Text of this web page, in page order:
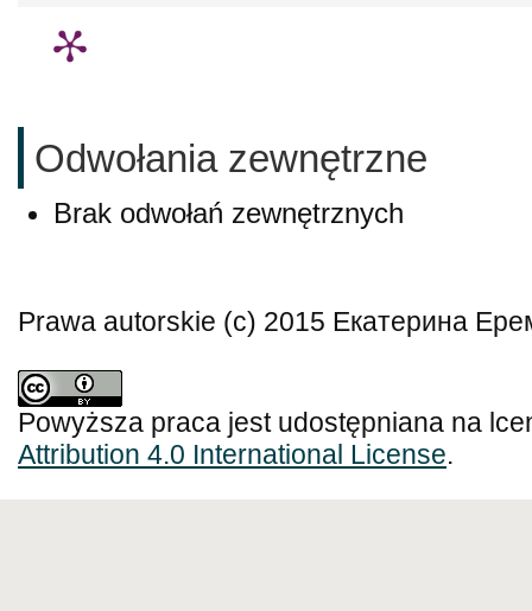
Odwołania zewnętrzne
Brak odwołań zewnętrznych
Prawa autorskie (c) 2015 Екатерина
Powyższa praca jest udostępniana na
Attribution 4.0 International License.